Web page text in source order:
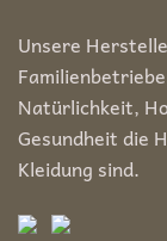
Unsere
Natürlichkeit,
Gesundheit die
Kleidung sind.